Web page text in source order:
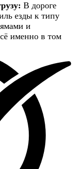
В дороге
езды к типу
и
именно в том